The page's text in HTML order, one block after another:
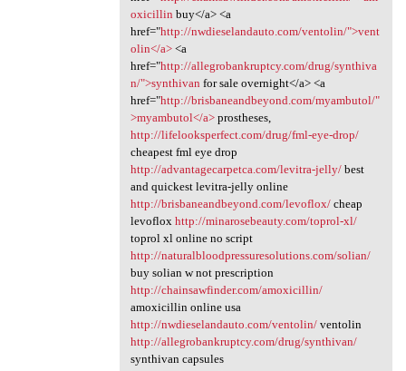
oxicillin buy</a> <a
href="http://nwdieselandauto.com/ventolin/">vent
olin</a><a
href="http://allegrobankruptcy.com/drug/synthiva
n/">synthivan for sale overnight</a> <a
href="http://brisbaneandbeyond.com/myambutol/"
>myambutol</a>prostheses,
http://lifelooksperfect.com/drug/fml-eye-drop/
cheapest fml eye drop
http://advantagecarpetca.com/levitra-jelly/best
and quickest levitra-jelly online
http://brisbaneandbeyond.com/levoflox/cheap
levoflox http://minarosebeauty.com/toprol-xl/
toprol xl online no script
http://naturalbloodpressuresolutions.com/solian/
buy solian w not prescription
http://chainsawfinder.com/amoxicillin/
amoxicillin online usa
http://nwdieselandauto.com/ventolin/ventolin
http://allegrobankruptcy.com/drug/synthivan/
synthivan capsules